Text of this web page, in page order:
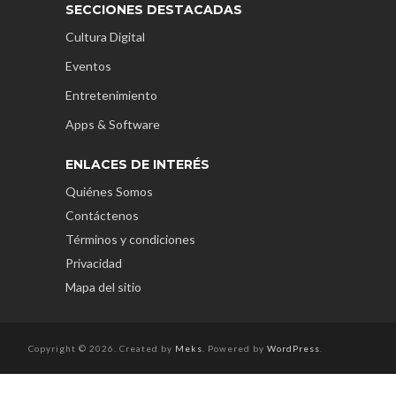
SECCIONES DESTACADAS
Cultura Digital
Eventos
Entretenimiento
Apps & Software
ENLACES DE INTERÉS
Quiénes Somos
Contáctenos
Términos y condiciones
Privacidad
Mapa del sitio
Copyright © 2026. Created by Meks . Powered by WordPress